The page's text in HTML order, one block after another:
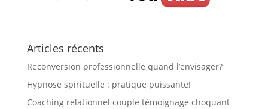
Articles récents
Reconversion professionnelle quand l’envisager?
Hypnose spirituelle : pratique puissante!
Coaching relationnel couple témoignage choquant